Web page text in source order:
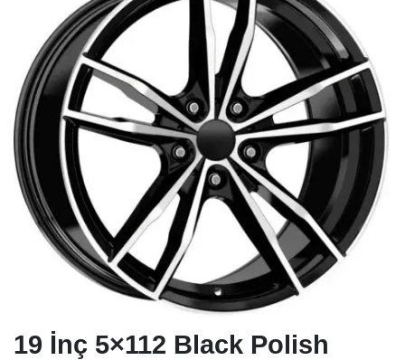
19 İnç 5×112 Black Polish